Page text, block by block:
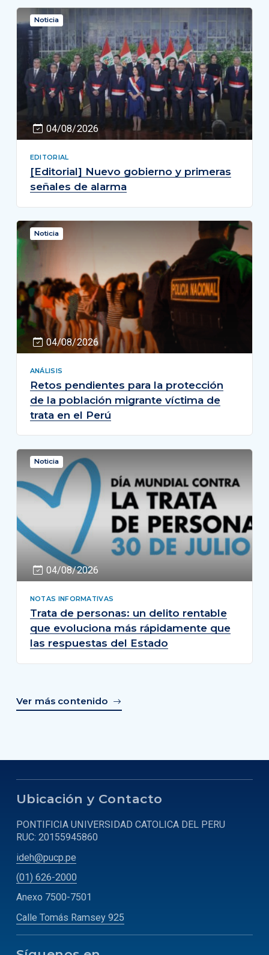
Noticia
04/08/2026
EDITORIAL
[Editorial] Nuevo gobierno y primeras
señales de alarma
Noticia
04/08/2026
ANÁLISIS
Retos pendientes para la protección
de la población migrante víctima de
trata en el Perú
Noticia
04/08/2026
NOTAS INFORMATIVAS
Trata de personas: un delito rentable
que evoluciona más rápidamente que
las respuestas del Estado
Ver más contenido
Ubicación y Contacto
PONTIFICIA UNIVERSIDAD CATOLICA DEL PERU
RUC: 20155945860
ideh@pucp.pe
(01) 626-2000
Anexo 7500-7501
Calle Tomás Ramsey 925